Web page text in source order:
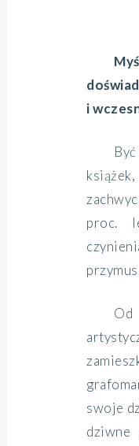
i
proc.
swoje
dziwne